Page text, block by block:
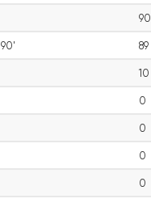
90
90' 89
10
0
0
0
0